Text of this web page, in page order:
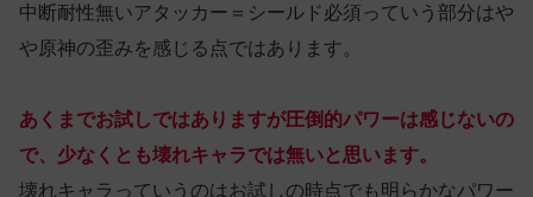
中断耐性無いアタッカー＝シールド必須っていう部分はや
や原神の歪みを感じる点ではあります。
あくまでお試しではありますが圧倒的パワーは感じないの
で、少なくとも壊れキャラでは無いと思います。
壊れキャラっていうのはお試しの時点でも明らかなパワー